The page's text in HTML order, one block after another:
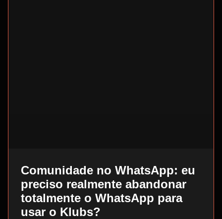
Comunidade no WhatsApp: eu
preciso realmente abandonar
totalmente o WhatsApp para
usar o Klubs?